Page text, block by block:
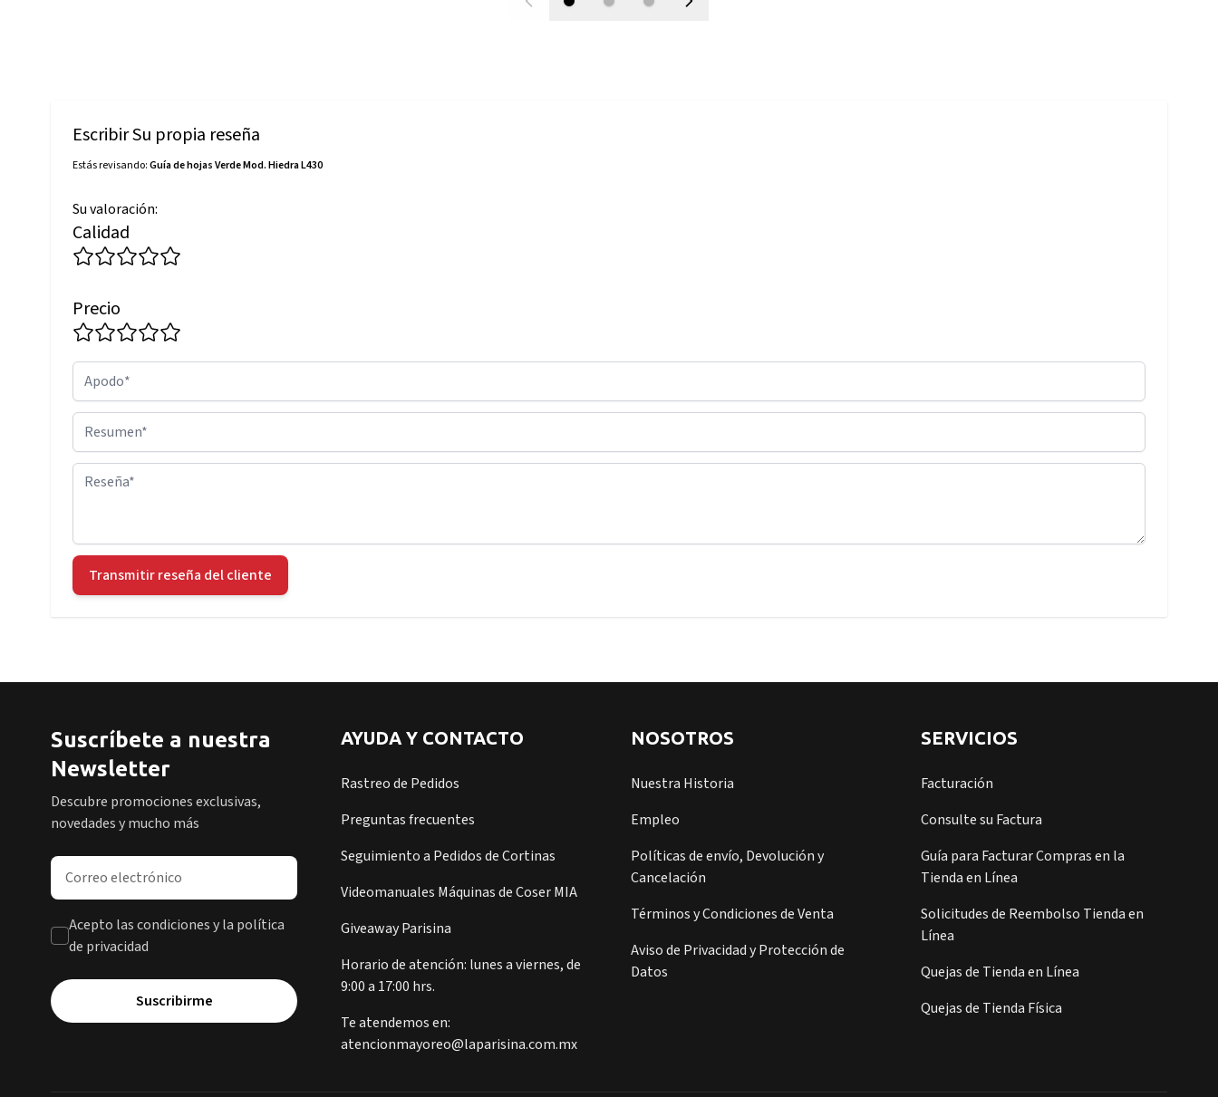
Escribir Su propia reseña
Estás revisando:Guía de hojas Verde Mod. Hiedra L430
Su valoración:
Calidad
Precio
Apodo
Resumen
Reseña
Transmitir reseña del cliente
Suscríbete a nuestra
Newsletter
Descubre promociones exclusivas,
novedades y mucho más
Dirección de correo electrónico
Acepto las condiciones y la política
de privacidad
Suscribirme
AYUDA Y CONTACTO
Rastreo de Pedidos
Preguntas frecuentes
Seguimiento a Pedidos de Cortinas
Videomanuales Máquinas de Coser MIA
Giveaway Parisina
Horario de atención: lunes a viernes, de
9:00 a 17:00 hrs.
Te atendemos en:
atencionmayoreo@laparisina.com.mx
NOSOTROS
Nuestra Historia
Empleo
Políticas de envío, Devolución y
Cancelación
Términos y Condiciones de Venta
Aviso de Privacidad y Protección de
Datos
SERVICIOS
Facturación
Consulte su Factura
Guía para Facturar Compras en la
Tienda en Línea
Solicitudes de Reembolso Tienda en
Línea
Quejas de Tienda en Línea
Quejas de Tienda Física